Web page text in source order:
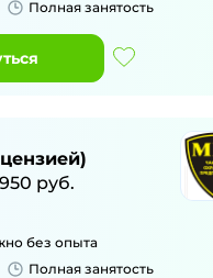
Полная занятость
руб.
без опыта
Полная занятость